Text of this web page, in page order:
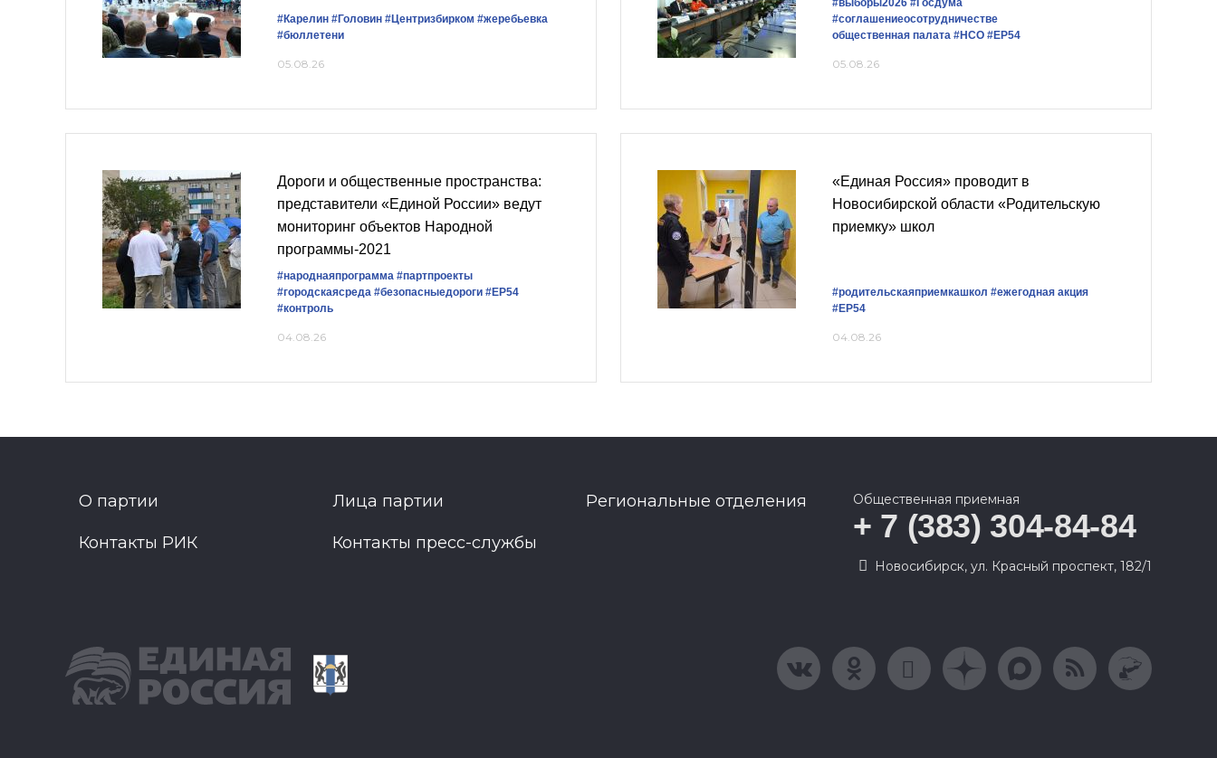
#Карелин #Головин #Центризбирком #жеребьевка
#бюллетени
05.08.26
#выборы2026 #Госдума
#соглашениеосотрудничестве
общественная палата #НСО #ЕР54
05.08.26
Дороги и общественные пространства:
представители «Единой России» ведут
мониторинг объектов Народной
программы-2021
#народнаяпрограмма #партпроекты
#городскаясреда #безопасныедороги #ЕР54
#контроль
04.08.26
«Единая Россия» проводит в
Новосибирской области «Родительскую
приемку» школ
#родительскаяприемкашкол #ежегодная акция
#ЕР54
04.08.26
О партии Лица партии Региональные отделения
Контакты РИК Контакты пресс-службы
Общественная приемная
+ 7 (383) 304-84-84
Новосибирск, ул. Красный проспект, 182/1